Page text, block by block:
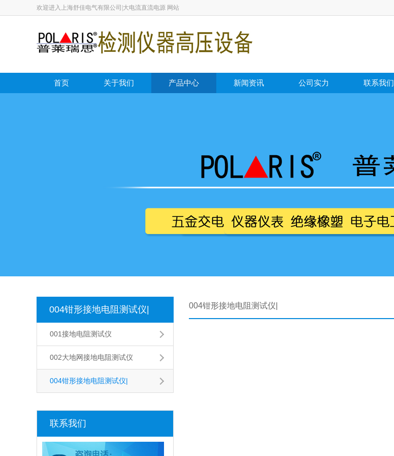
欢迎进入上海舒佳电气有限公司|大电流直流电源 网站
首页 关于我们 产品中心 新闻资讯 公司实力 联系我们
004钳形接地电阻测试仪|
001接地电阻测试仪
002大地网接地电阻测试仪
004钳形接地电阻测试仪|
联系我们
004钳形接地电阻测试仪|